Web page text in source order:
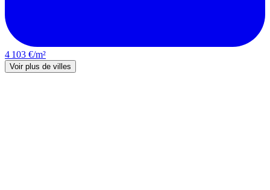
4 103 €/m²
Voir plus de villes